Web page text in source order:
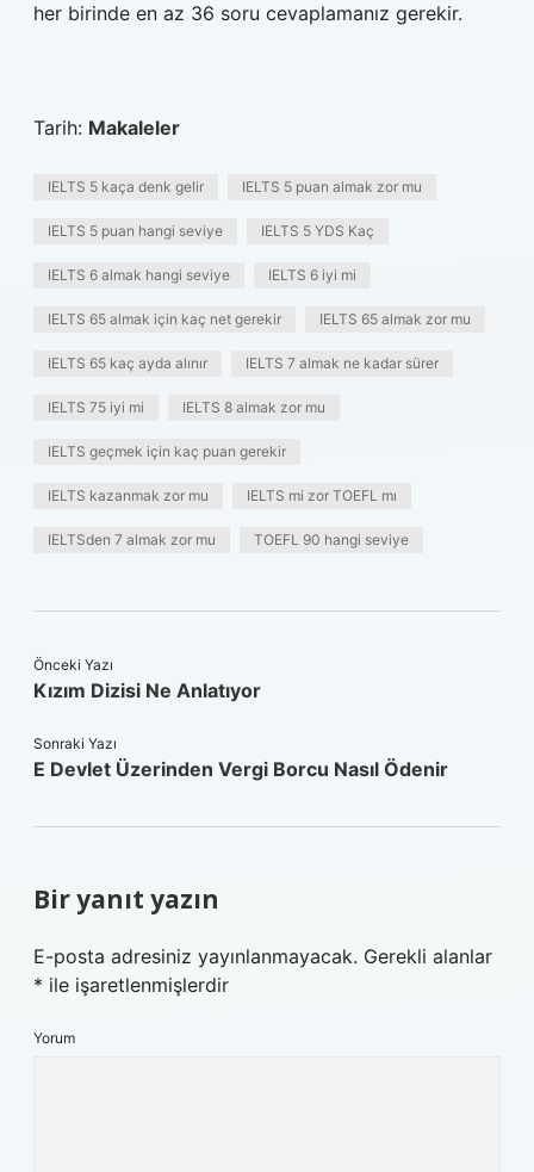
her birinde en az 36 soru cevaplamanız gerekir.
Tarih: Makaleler
IELTS 5 kaça denk gelir IELTS 5 puan almak zor mu
IELTS 5 puan hangi seviye IELTS 5 YDS Kaç
IELTS 6 almak hangi seviye IELTS 6 iyi mi
IELTS 65 almak için kaç net gerekir IELTS 65 almak zor mu
IELTS 65 kaç ayda alınır IELTS 7 almak ne kadar sürer
IELTS 75 iyi mi IELTS 8 almak zor mu
IELTS geçmek için kaç puan gerekir
IELTS kazanmak zor mu IELTS mi zor TOEFL mı
IELTSden 7 almak zor mu TOEFL 90 hangi seviye
Önceki Yazı
Kızım Dizisi Ne Anlatıyor
Sonraki Yazı
E Devlet Üzerinden Vergi Borcu Nasıl Ödenir
Bir yanıt yazın
E-posta adresiniz yayınlanmayacak. Gerekli alanlar
* ile işaretlenmişlerdir
Yorum